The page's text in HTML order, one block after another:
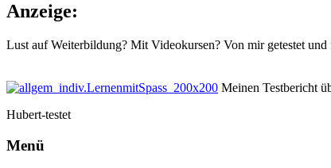
Anzeige:
Lust auf Weiterbildung? Mit Videokursen? Von mir getestet
Meinen Testbericht
Hubert-testet
Menü